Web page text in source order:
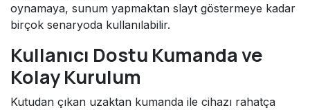
oynamaya, sunum yapmaktan slayt göstermeye kadar
birçok senaryoda kullanılabilir.
Kullanıcı Dostu Kumanda ve
Kolay Kurulum
Kutudan çıkan uzaktan kumanda ile cihazı rahatça